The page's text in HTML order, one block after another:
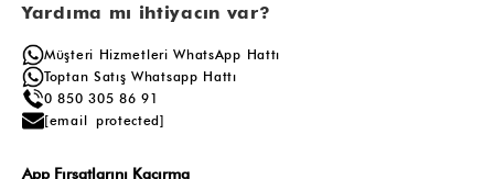
Yardıma mı ihtiyacın var?
Müşteri Hizmetleri WhatsApp Hattı
Toptan Satış Whatsapp Hattı
0 850 305 86 91
[email protected]
App Fırsatlarını Kaçırma